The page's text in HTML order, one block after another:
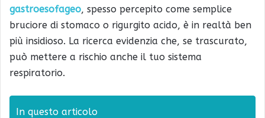
gastroesofageo, spesso percepito come semplice
bruciore di stomaco o rigurgito acido, è in realtà ben
più insidioso. La ricerca evidenzia che, se trascurato,
può mettere a rischio anche il tuo sistema
respiratorio.
In questo articolo